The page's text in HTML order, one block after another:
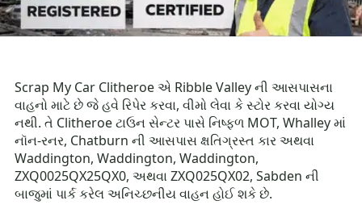
Scrap My Car Clitheroe એ Ribble Valley ની આસપાસના
વાહનો માટે છે જે હવે રિપેર કરવા, વીમો લેવા કે સ્ટોર કરવા યોગ્ય
નથી. તે Clitheroe ટાઉન સેન્ટર પાસે નિષ્ફળ MOT, Whalley માં
નૉન-રનર, Chatburn ની આસપાસ ક્ષતિગ્રસ્ત કાર અથવા
Waddington, Waddington, Waddington,
ZXQ0025QX25QX0, અથવા ZXQ025QX02, Sabden ની
બાજુમાં પાર્ક કરેલ અનિચ્છનીય વાહન હોઈ શકે છે.